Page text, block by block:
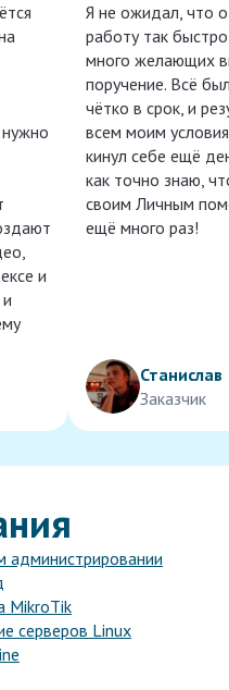
и
Я не ожидал, что
работу так
много желающих
поручение. Всё
чётко в срок, и
всем моим
кинул себе ещё
как точно знаю,
своим Личным
ещё много раз!
Станислав
Заказчик
MikroTik
серверов Linux